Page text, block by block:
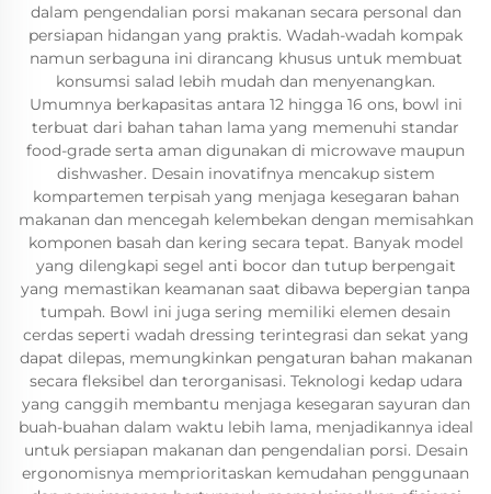
dalam pengendalian porsi makanan secara personal dan
persiapan hidangan yang praktis. Wadah-wadah kompak
namun serbaguna ini dirancang khusus untuk membuat
konsumsi salad lebih mudah dan menyenangkan.
Umumnya berkapasitas antara 12 hingga 16 ons, bowl ini
terbuat dari bahan tahan lama yang memenuhi standar
food-grade serta aman digunakan di microwave maupun
dishwasher. Desain inovatifnya mencakup sistem
kompartemen terpisah yang menjaga kesegaran bahan
makanan dan mencegah kelembekan dengan memisahkan
komponen basah dan kering secara tepat. Banyak model
yang dilengkapi segel anti bocor dan tutup berpengait
yang memastikan keamanan saat dibawa bepergian tanpa
tumpah. Bowl ini juga sering memiliki elemen desain
cerdas seperti wadah dressing terintegrasi dan sekat yang
dapat dilepas, memungkinkan pengaturan bahan makanan
secara fleksibel dan terorganisasi. Teknologi kedap udara
yang canggih membantu menjaga kesegaran sayuran dan
buah-buahan dalam waktu lebih lama, menjadikannya ideal
untuk persiapan makanan dan pengendalian porsi. Desain
ergonomisnya memprioritaskan kemudahan penggunaan